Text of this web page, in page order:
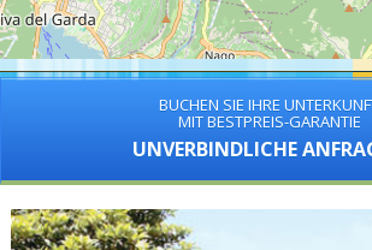
BUCHEN SIE IHRE
MIT BESTPREIS-GARANTIE
UNVERBINDLICHE